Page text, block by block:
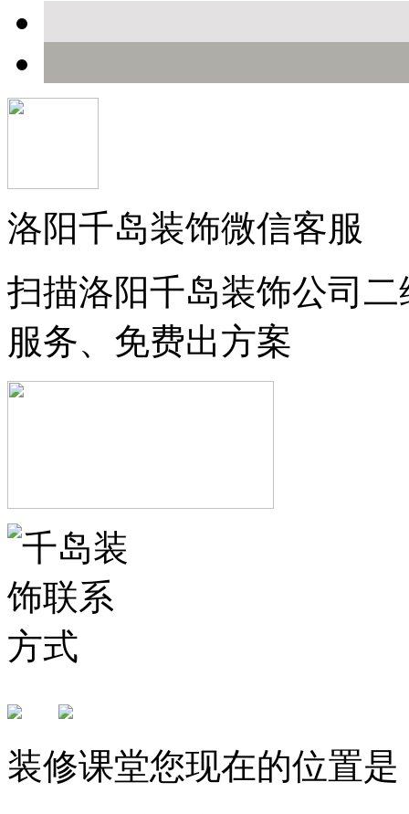
洛阳千岛装饰微信客服
扫描洛阳千岛装饰公司
服务、免费出方案
装修课堂您现在的位置是